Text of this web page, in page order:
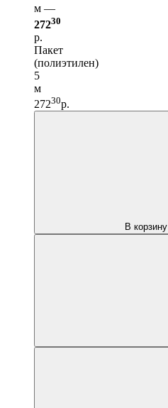
м —
27230
р.
Пакет
(полиэтилен)
5
м
27230р.
В корзину